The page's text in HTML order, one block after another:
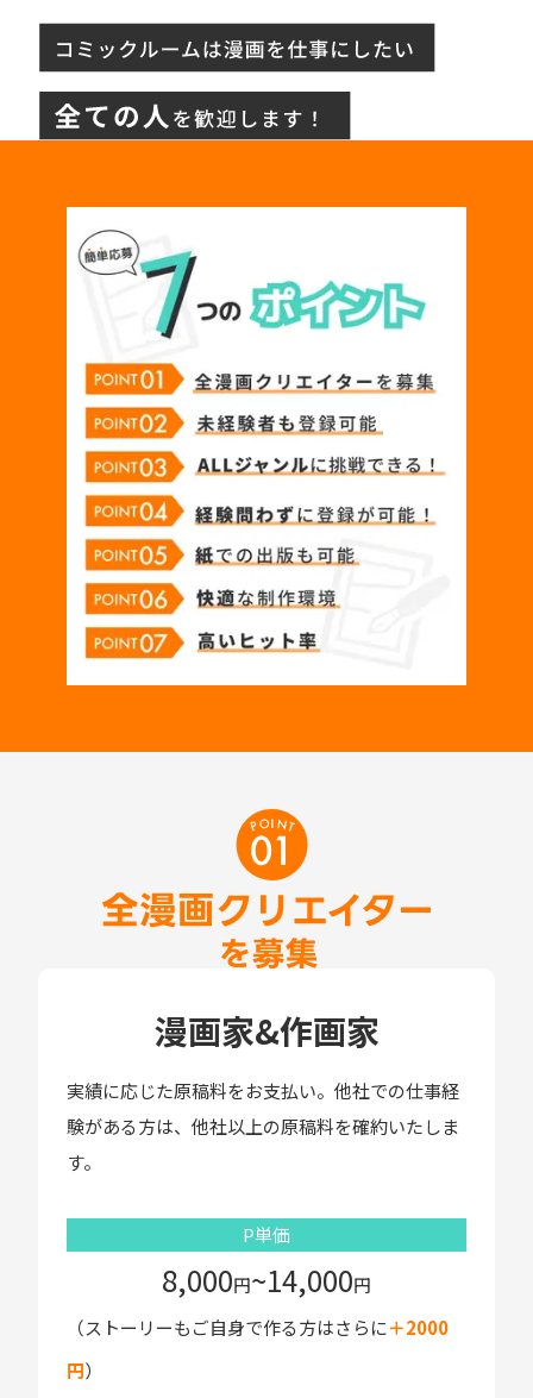
漫画家&作画家
実績に応じた原稿料をお支払い。他社での仕事経
験がある方は、他社以上の原稿料を確約いたしま
す。
P単価
8,000円~14,000円
（ストーリーもご自身で作る方はさらに＋2000
円）